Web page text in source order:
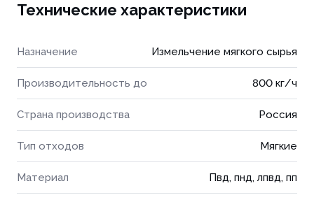
Технические характеристики
Назначение Измельчение мягкого сырья
Производительность до 800 кг/ч
Страна производства Россия
Тип отходов Мягкие
Материал Пвд, пнд, лпвд, пп